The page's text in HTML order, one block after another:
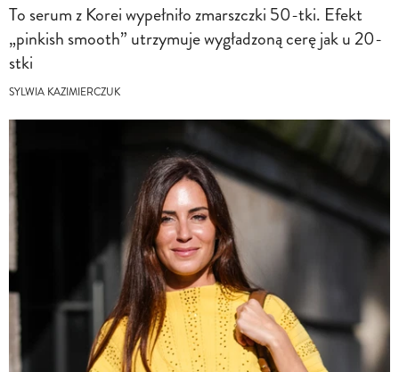
To serum z Korei wypełniło zmarszczki 50-tki. Efekt
„pinkish smooth” utrzymuje wygładzoną cerę jak u 20-
stki
SYLWIA KAZIMIERCZUK